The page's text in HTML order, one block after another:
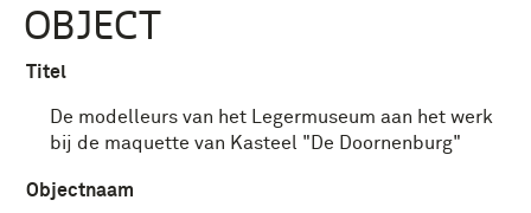
OBJECT
Titel
De modelleurs van het Legermuseum aan het werk
bij de maquette van Kasteel "De Doornenburg"
Objectnaam